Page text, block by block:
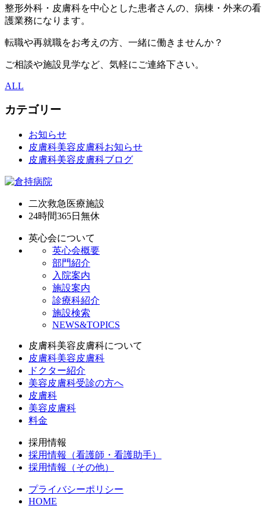
整形外科・皮膚科を中心とした患者さんの、病棟・外来の看
護業務になります。
転職や再就職をお考えの方、一緒に働きませんか？
ご相談や施設見学など、気軽にご連絡下さい。
ALL
カテゴリー
お知らせ
皮膚科美容皮膚科お知らせ
皮膚科美容皮膚科ブログ
二次救急医療施設
24時間365日 無休
英心会について
英心会概要
部門紹介
入院案内
施設案内
診療科紹介
施設検索
NEWS&TOPICS
皮膚科美容皮膚科について
皮膚科美容皮膚科
ドクター紹介
美容皮膚科受診の方へ
皮膚科
美容皮膚科
料金
採用情報
採用情報（看護師・看護助手）
採用情報（その他）
プライバシーポリシー
HOME